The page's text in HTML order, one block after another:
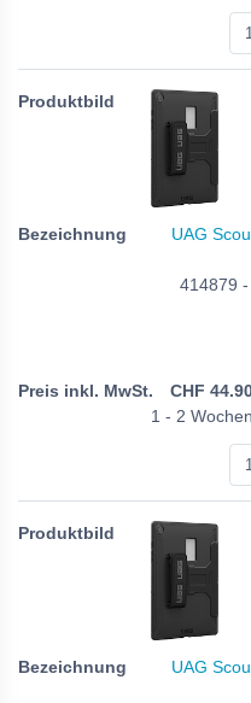
UAG
414879
CHF
1 - 2 Wochen
UAG